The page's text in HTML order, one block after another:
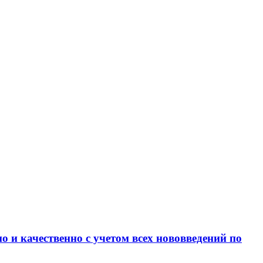
качественно с учетом всех нововведений по